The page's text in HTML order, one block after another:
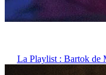
La Playlist : Bartok de